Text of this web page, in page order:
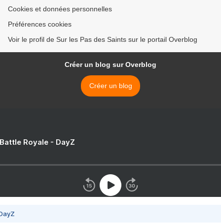
Cookies et données personnelles
Préférences cookies
Voir le profil de Sur les Pas des Saints sur le portail Overblog
Créer un blog sur Overblog
Créer un blog
Royale - DayZ